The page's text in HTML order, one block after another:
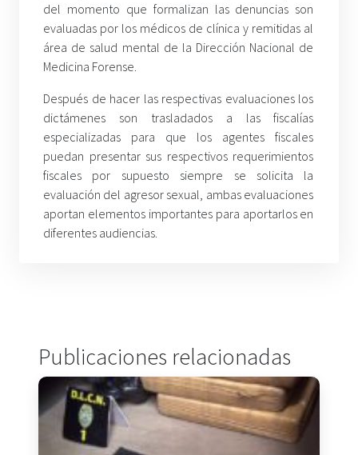
del momento que formalizan las denuncias son
evaluadas por los médicos de clínica y remitidas al
área de salud mental de la Dirección Nacional de
Medicina Forense.
Después de hacer las respectivas evaluaciones los
dictámenes son trasladados a las fiscalías
especializadas para que los agentes fiscales
puedan presentar sus respectivos requerimientos
fiscales por supuesto siempre se solicita la
evaluación del agresor sexual, ambas evaluaciones
aportan elementos importantes para aportarlos en
diferentes audiencias.
Publicaciones relacionadas